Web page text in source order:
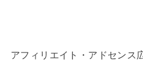
アフィリエイト・アドセンス